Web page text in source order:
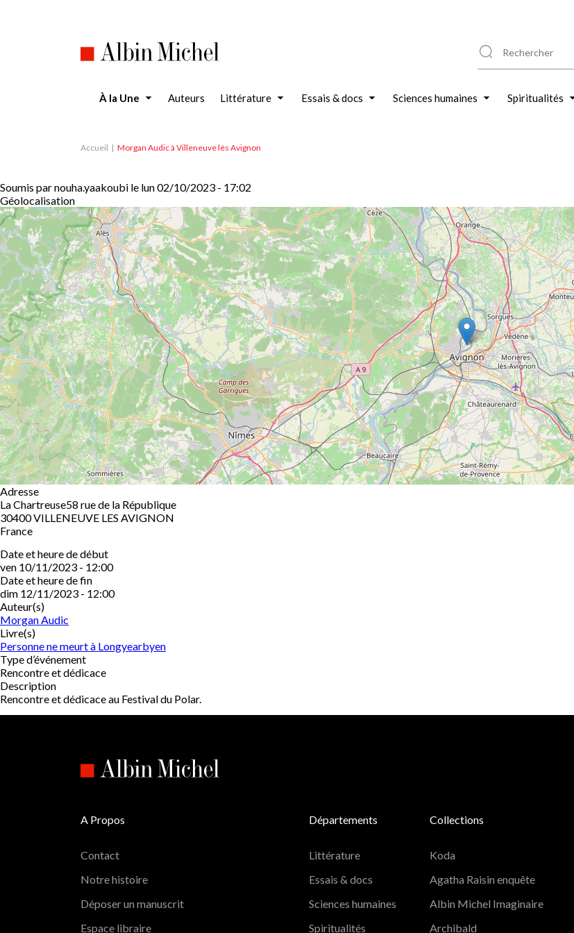
À la Une Auteurs Littérature Essais & docs Sciences humaines Spiritualités
Accueil Morgan Audic à Villeneuve lès Avignon
Soumis parnouha.yaakoubi le lun 02/10/2023 - 17:02
Géolocalisation
Adresse
La Chartreuse58 rue de la République
30400VILLENEUVE LES AVIGNON
France
Date et heure de début
ven 10/11/2023 - 12:00
Date et heure de fin
dim 12/11/2023 - 12:00
Auteur(s)
Morgan Audic
Livre(s)
Personne ne meurt à Longyearbyen
Type d’événement
Rencontre et dédicace
Description
Rencontre et dédicace au Festival du Polar.
A Propos
Contact
Notre histoire
Déposer un manuscrit
Espace libraire
Départements
Littérature
Essais & docs
Sciences humaines
Spiritualités
Collections
Koda
Agatha Raisin enquête
Albin Michel Imaginaire
Archibald